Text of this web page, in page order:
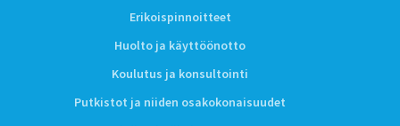
Erikoispinnoitteet
Huolto ja käyttöönotto
Koulutus ja konsultointi
Putkistot ja niiden osakokonaisuudet